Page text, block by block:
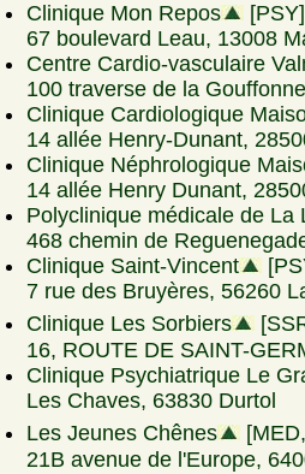
Clinique Mon Repos
[PSY]
67 boulevard Leau, 13008
Centre Cardio-vasculaire
100 traverse de la
Clinique Cardiologique
14 allée Henry-Dunant,
Clinique Néphrologique
14 allée Henry Dunant,
Polyclinique médicale de La
468 chemin de
Clinique Saint-Vincent
7 rue des Bruyères, 56260
Clinique Les Sorbiers
16, ROUTE DE SAINT-
Clinique Psychiatrique Le
Les Chaves, 63830 Durtol
Les Jeunes Chênes
21B avenue de l'Europe,